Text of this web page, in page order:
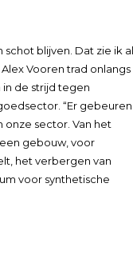
blijven. Dat zie ik
Vooren trad onlangs
de strijd tegen
“Er gebeuren
onze sector. Van het
gebouw, voor
het verbergen van
voor synthetische